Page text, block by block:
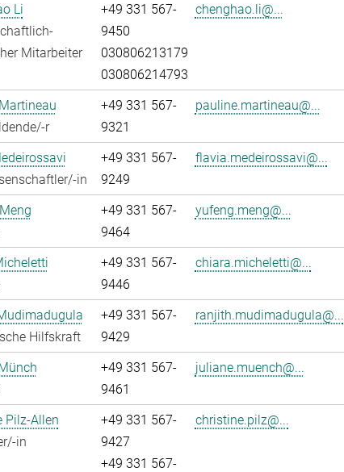
Li
Mitarbeiter
+49 331 567-
9450
030806213179
030806214793
chenghao.li@...
r
+49 331 567-
9321
pauline.martineau@...
in
+49 331 567-
9249
flavia.medeirossavi@...
+49 331 567-
9464
yufeng.meng@...
+49 331 567-
9446
chiara.micheletti@...
Hilfskraft
+49 331 567-
9429
ranjith.mudimadugula@...
+49 331 567-
9461
juliane.muench@...
Pilz-Allen
in
+49 331 567-
9427
+49 331 567-
christine.pilz@...